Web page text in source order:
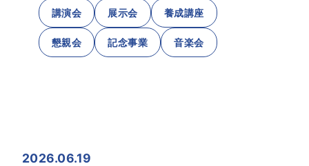
講演会 展示会 養成講座
懇親会 記念事業 音楽会
2026.06.19